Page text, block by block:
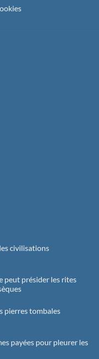
civilisations
peut présider les rites
pierres tombales
payées pour pleurer les